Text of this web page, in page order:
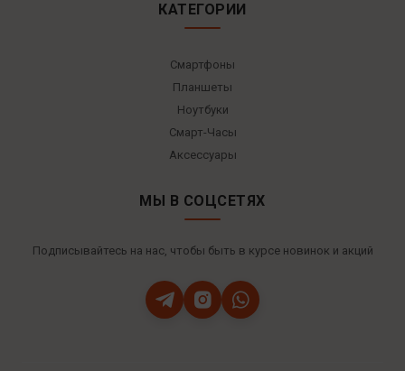
КАТЕГОРИИ
Смартфоны
Планшеты
Ноутбуки
Смарт-Часы
Аксессуары
МЫ В СОЦСЕТЯХ
Подписывайтесь на нас, чтобы быть в курсе новинок и акций